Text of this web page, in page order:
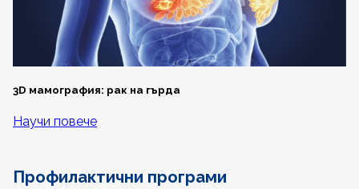
3D мамография: рак на гърда
Научи повече
Профилактични програми